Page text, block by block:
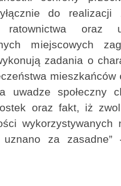
do
ratownictwa oraz
miejscowych
zadania o
społeczny
oraz fakt, iż
uznano za